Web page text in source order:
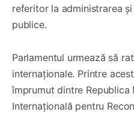
referitor la administrarea
publice.
Parlamentul urmează să
internaționale. Printre
împrumut dintre Republica
Internațională pentru